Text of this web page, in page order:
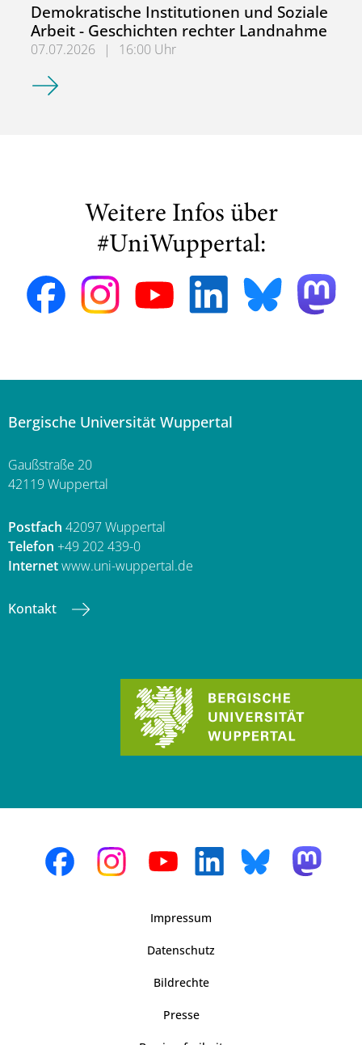
Demokratische Institutionen und Soziale
Arbeit - Geschichten rechter Landnahme
07.07.2026 |
16:00 Uhr
Demokratische Institutionen und Soziale Arbeit -
Weitere Infos über
#UniWuppertal:
Bergische Universität Wuppertal
Gaußstraße 20
42119 Wuppertal
Postfach 42097 Wuppertal
Telefon +49 202 439-0
Internetwww.uni-wuppertal.de
Kontakt
Impressum
Datenschutz
Bildrechte
Presse